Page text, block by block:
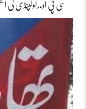
سی پی او،راولپنڈی کی